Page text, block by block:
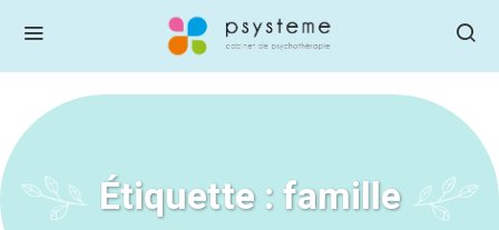
Étiquette :famille